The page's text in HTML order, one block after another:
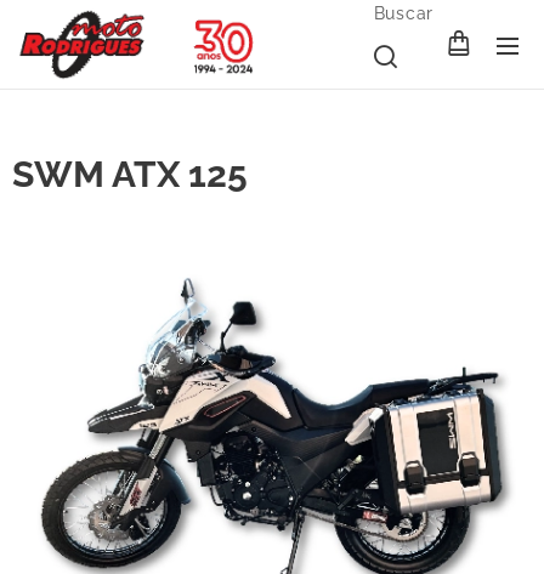
Buscar
SWM ATX 125